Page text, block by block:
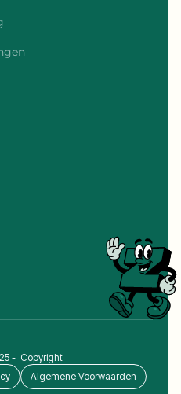
- Copyright
Algemene Voorwaarden